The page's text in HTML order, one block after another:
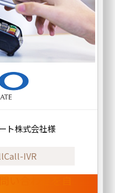
ト株式会社様
IVR
い合わせを自